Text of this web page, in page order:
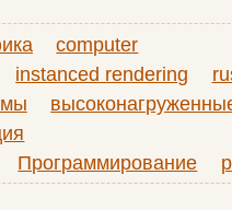
computer
instanced rendering
Программирование